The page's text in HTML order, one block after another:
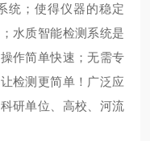
统；使得仪器的稳定
水质智能检测系统是
作简单快速；无需专
检测更简单！广泛应
研单位、高校、河流